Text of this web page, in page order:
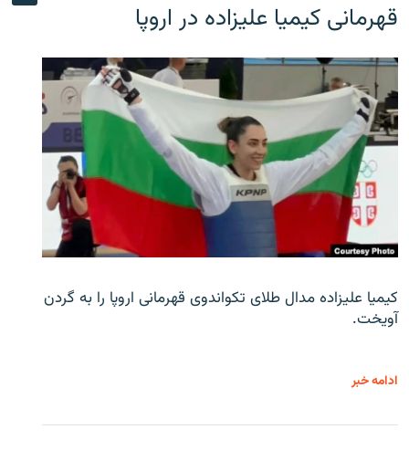
قهرمانی کیمیا علیزاده در اروپا
کیمیا علیزاده مدال طلای تکواندوی قهرمانی اروپا را به گردن
آویخت.
ادامه خبر